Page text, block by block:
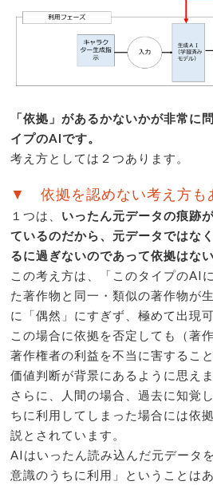
「依拠」があるかないかが非常に
イプのAIです。
考え方としては２つあります。
▼ 依拠を認めない考え方も
１つは、 いったん元データの痕跡
ているのだから、元データではな
るに過ぎないのであって依拠はない
この考え方は、「このタイプのAI
た著作物と同一・類似の著作物が
に「偶然」にすぎず、極めて出現
この場合に依拠を否定しても（著
著作権者の利益を不当に害するこ
価値判断が背景にあるように思えま
さらに、人間の場合、過去に知覚
ちに利用してしまった場合には依
説とされています。
AIはいったん読み込んだ元データ
意識のうちに利用」ということは